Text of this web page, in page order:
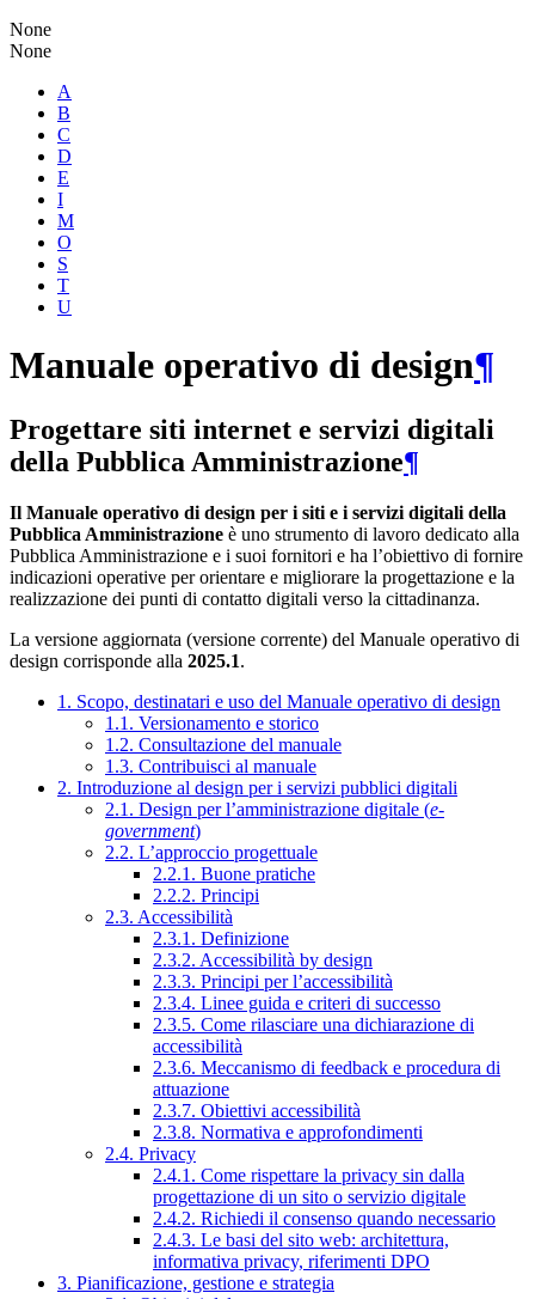
None
None
A
B
C
D
E
I
M
O
S
T
U
Manuale operativo di design¶
Progettare siti internet e servizi digitali
della Pubblica Amministrazione¶
Il Manuale operativo di design per i siti e i servizi digitali della
Pubblica Amministrazione è uno strumento di lavoro dedicato alla
Pubblica Amministrazione e i suoi fornitori e ha l’obiettivo di fornire
indicazioni operative per orientare e migliorare la progettazione e la
realizzazione dei punti di contatto digitali verso la cittadinanza.
La versione aggiornata (versione corrente) del Manuale operativo di
design corrisponde alla 2025.1.
1. Scopo, destinatari e uso del Manuale operativo di design
1.1. Versionamento e storico
1.2. Consultazione del manuale
1.3. Contribuisci al manuale
2. Introduzione al design per i servizi pubblici digitali
2.1. Design per l’amministrazione digitale (e-
government)
2.2. L’approccio progettuale
2.2.1. Buone pratiche
2.2.2. Principi
2.3. Accessibilità
2.3.1. Definizione
2.3.2. Accessibilità by design
2.3.3. Principi per l’accessibilità
2.3.4. Linee guida e criteri di successo
2.3.5. Come rilasciare una dichiarazione di
accessibilità
2.3.6. Meccanismo di feedback e procedura di
attuazione
2.3.7. Obiettivi accessibilità
2.3.8. Normativa e approfondimenti
2.4. Privacy
2.4.1. Come rispettare la privacy sin dalla
progettazione di un sito o servizio digitale
2.4.2. Richiedi il consenso quando necessario
2.4.3. Le basi del sito web: architettura,
informativa privacy, riferimenti DPO
3. Pianificazione, gestione e strategia